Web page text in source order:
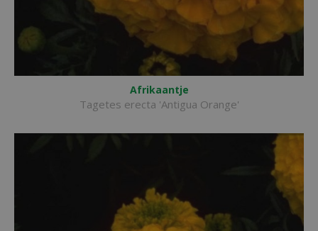
Afrikaantje
Tagetes erecta 'Antigua Orange'